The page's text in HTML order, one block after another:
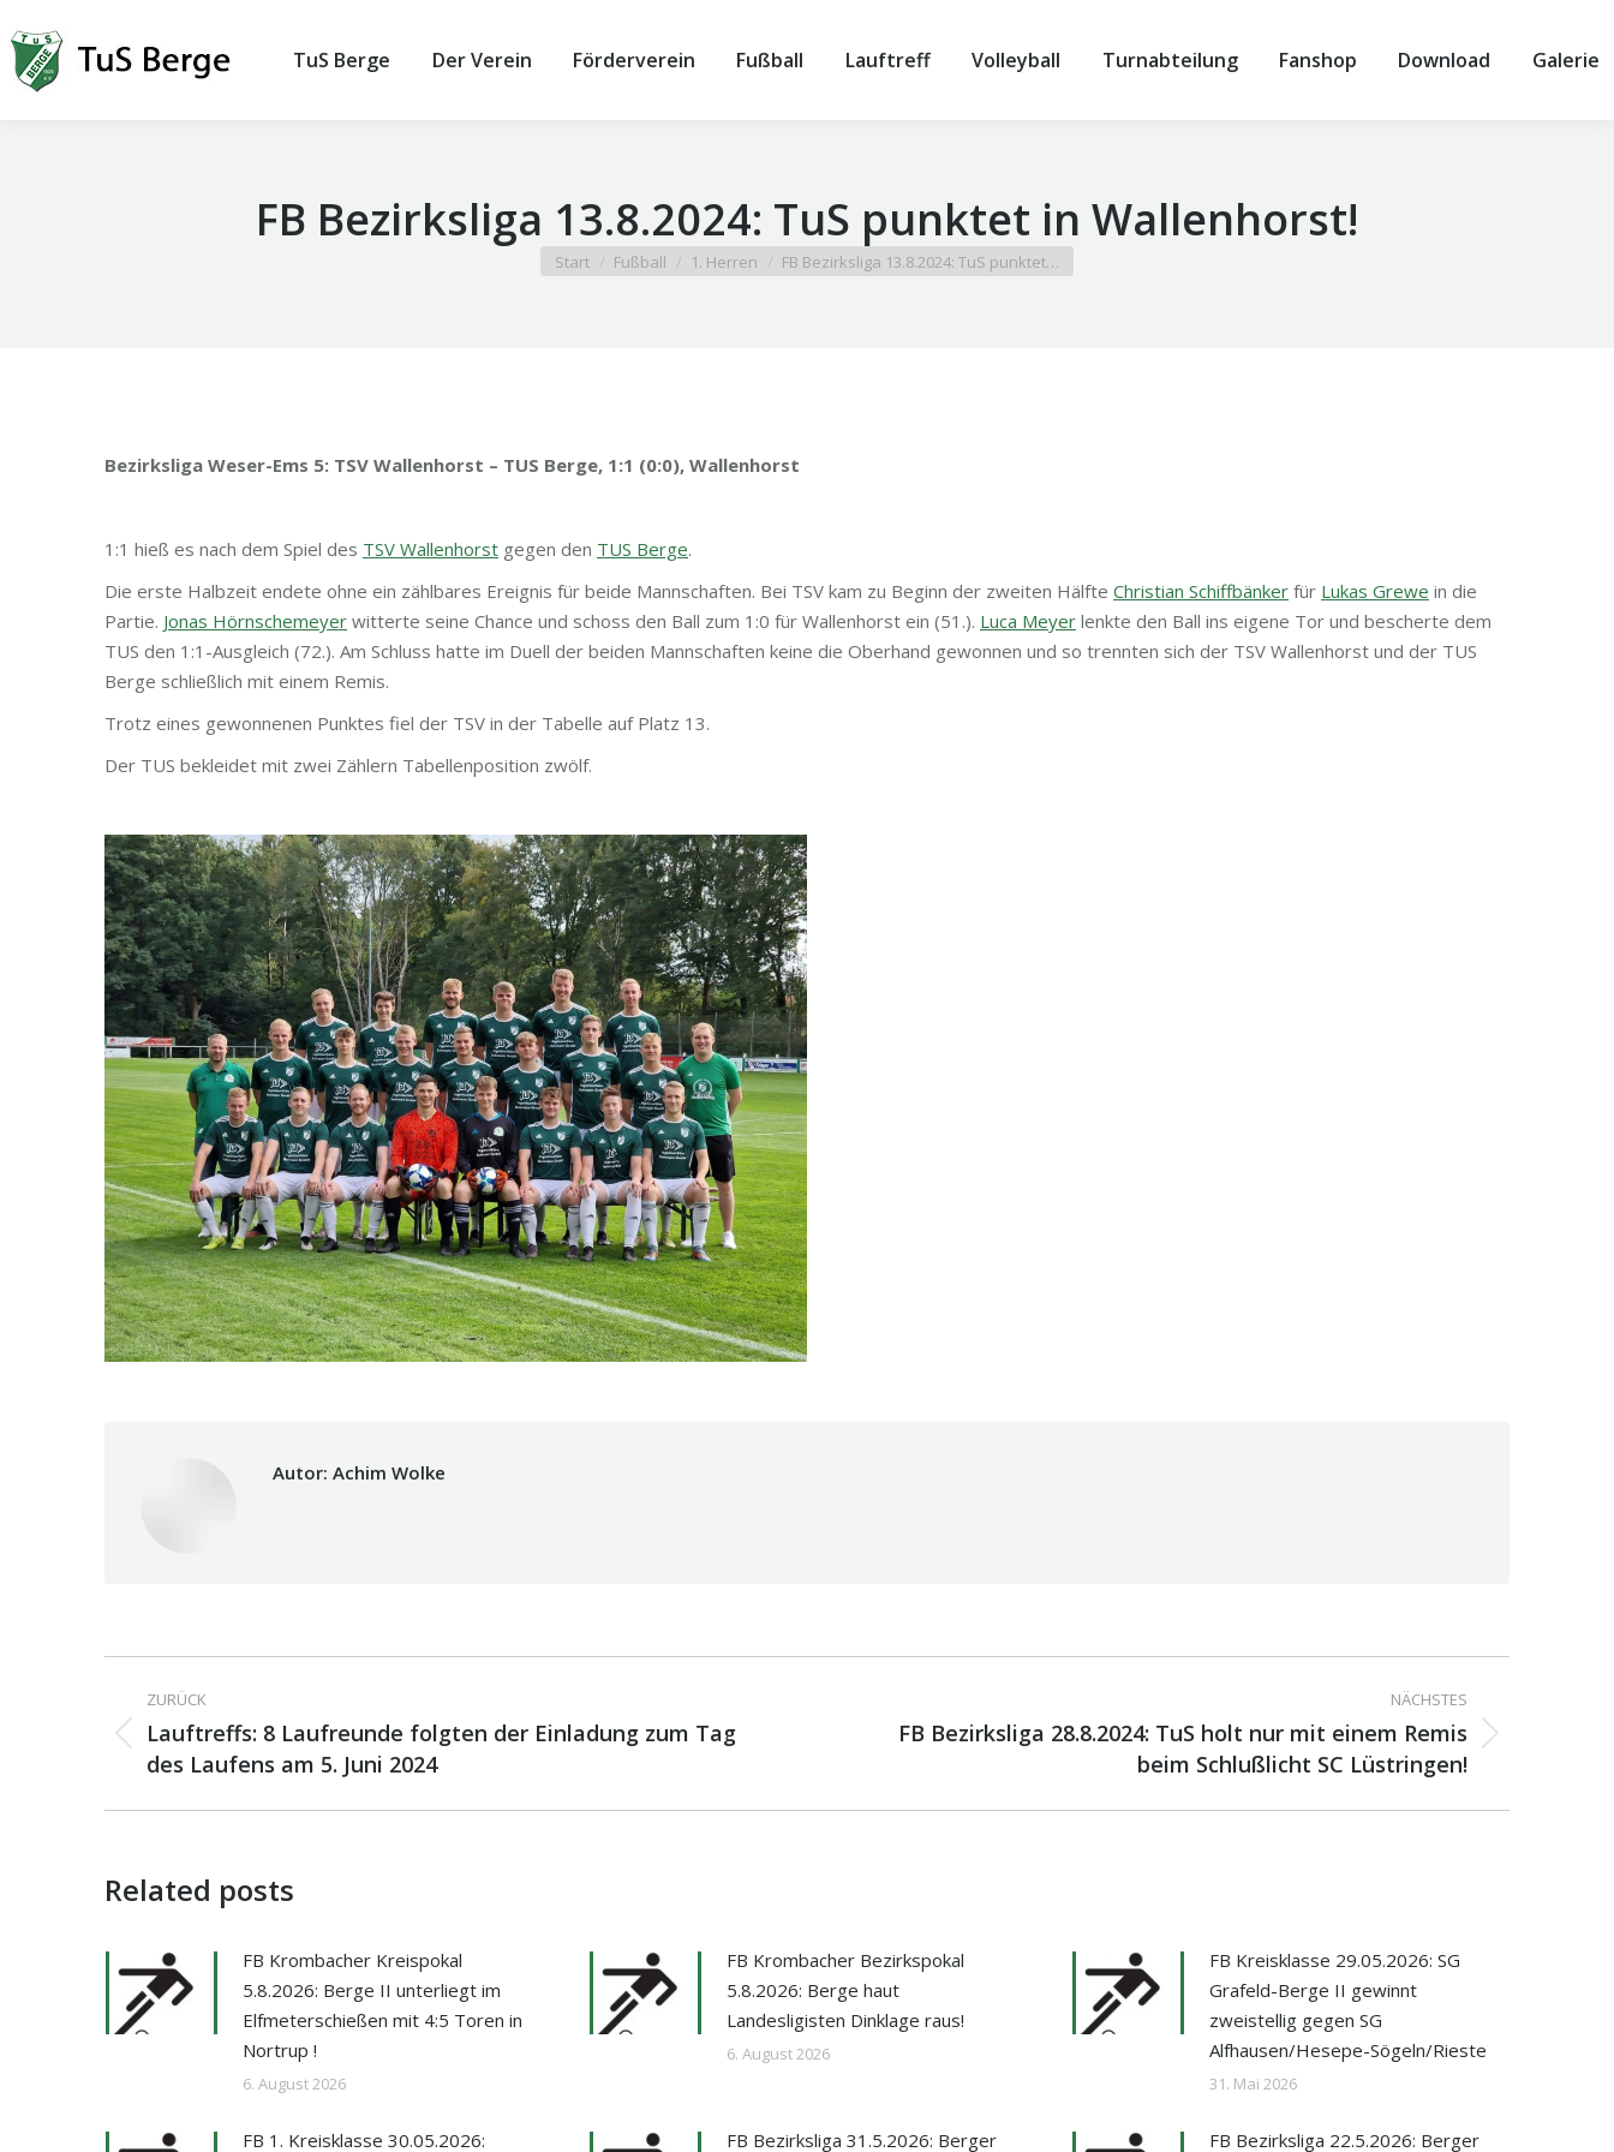
TuS Berge Der Verein Förderverein Fußball Lauftreff Volleyball Turnabteilung Fanshop Download Galerie
FB Bezirksliga 13.8.2024: TuS punktet in Wallenhorst!
Sie befinden sich hier:
Start Fußball 1. Herren FB Bezirksliga 13.8.2024: TuS punktet…
Bezirksliga Weser-Ems 5: TSV Wallenhorst – TUS Berge, 1:1 (0:0), Wallenhorst
1:1 hieß es nach dem Spiel des TSV Wallenhorst gegen den TUS Berge.
Die erste Halbzeit endete ohne ein zählbares Ereignis für beide Mannschaften. Bei TSV kam zu Beginn der zweiten Hälfte Christian Schiffbänker für Lukas Grewe in die
Partie. Jonas Hörnschemeyer witterte seine Chance und schoss den Ball zum 1:0 für Wallenhorst ein (51.). Luca Meyer lenkte den Ball ins eigene Tor und bescherte dem
TUS den 1:1-Ausgleich (72.). Am Schluss hatte im Duell der beiden Mannschaften keine die Oberhand gewonnen und so trennten sich der TSV Wallenhorst und der TUS
Berge schließlich mit einem Remis.
Trotz eines gewonnenen Punktes fiel der TSV in der Tabelle auf Platz 13.
Der TUS bekleidet mit zwei Zählern Tabellenposition zwölf.
Autor: Achim Wolke
Kommentarnavigation
ZURÜCK
Vorheriger
Beitrag:
Lauftreffs: 8 Laufreunde folgten der Einladung zum Tag
des Laufens am 5. Juni 2024
NÄCHSTES
NächsterFB Bezirksliga 28.8.2024: TuS holt nur mit einem Remis
beim Schlußlicht SC Lüstringen!
Related posts
FB Krombacher Kreispokal
5.8.2026: Berge II unterliegt im
Elfmeterschießen mit 4:5 Toren in
Nortrup !
6. August 2026
FB Krombacher Bezirkspokal
5.8.2026: Berge haut
Landesligisten Dinklage raus!
6. August 2026
FB Kreisklasse 29.05.2026: SG
Grafeld-Berge II gewinnt
zweistellig gegen SG
Alfhausen/Hesepe-Sögeln/Rieste
31. Mai 2026
FB 1. Kreisklasse 30.05.2026: FB Bezirksliga 31.5.2026: Berger FB Bezirksliga 22.5.2026: Berger